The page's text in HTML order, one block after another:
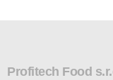
Profitech Food